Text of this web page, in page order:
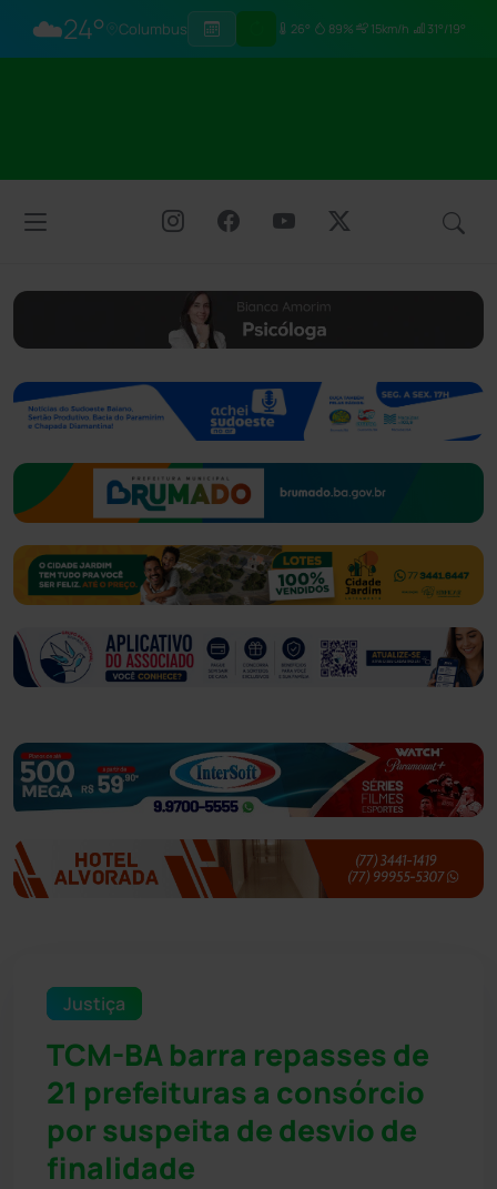
☁️24° Columbus 26° 89% 15km/h 31°/19°
Justiça
TCM-BA barra repasses de
21 prefeituras a consórcio
por suspeita de desvio de
finalidade